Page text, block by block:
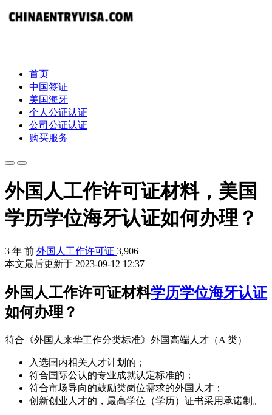
首页
中国签证
美国海牙
个人公证认证
公司公证认证
购买服务
外国人工作许可证材料，美国
学历学位海牙认证如何办理？
3 年 前 外国人工作许可证 3,906
本文最后更新于 2023-09-12 12:37
外国人工作许可证材料学历学位海牙认证
如何办理？
符合《外国人来华工作分类标准》外国高端人才（A 类）
入选国内相关人才计划的；
符合国际公认的专业成就认定标准的；
符合市场导向的鼓励类岗位需求的外国人才；
创新创业人才的，最高学位（学历）证书采用承诺制。